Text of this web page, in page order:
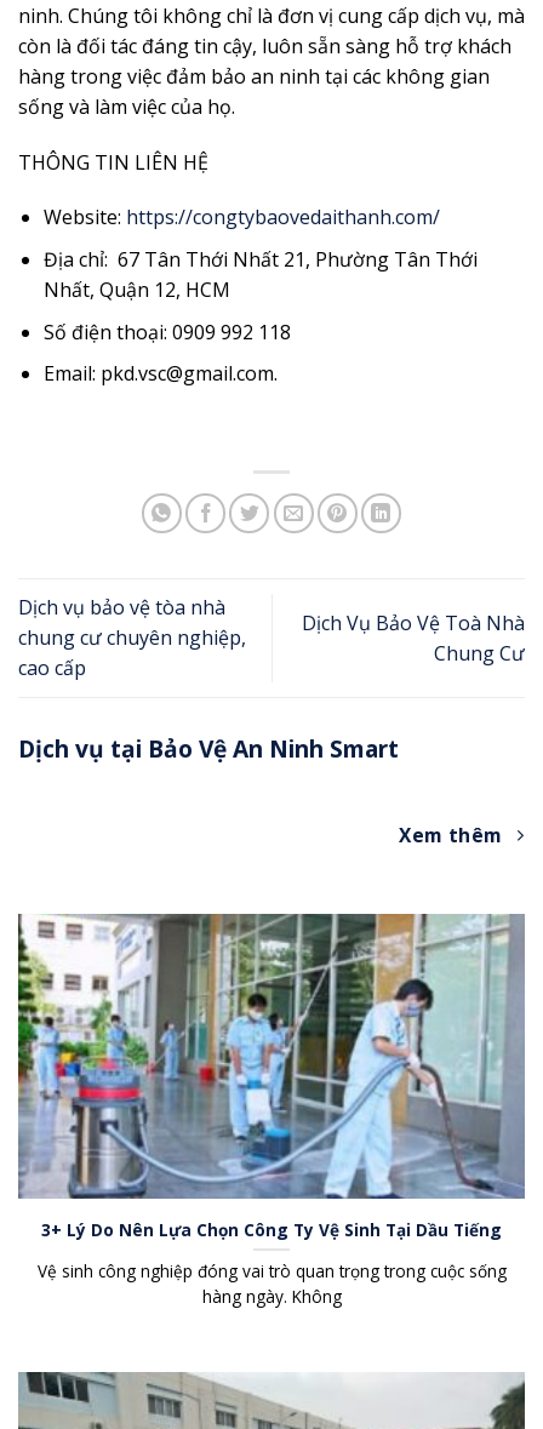
ninh. Chúng tôi không chỉ là đơn vị cung cấp dịch vụ, mà
còn là đối tác đáng tin cậy, luôn sẵn sàng hỗ trợ khách
hàng trong việc đảm bảo an ninh tại các không gian
sống và làm việc của họ.
THÔNG TIN LIÊN HỆ
Website: https://congtybaovedaithanh.com/
Địa chỉ: 67 Tân Thới Nhất 21, Phường Tân Thới
Nhất, Quận 12, HCM
Số điện thoại: 0909 992 118
Email: pkd.vsc@gmail.com.
Dịch vụ bảo vệ tòa nhà
chung cư chuyên nghiệp,
cao cấp
Dịch Vụ Bảo Vệ Toà Nhà
Chung Cư
Dịch vụ tại Bảo Vệ An Ninh Smart
Xem thêm
3+ Lý Do Nên Lựa Chọn Công Ty Vệ Sinh Tại Dầu Tiếng
Vệ sinh công nghiệp đóng vai trò quan trọng trong cuộc sống
hàng ngày. Không